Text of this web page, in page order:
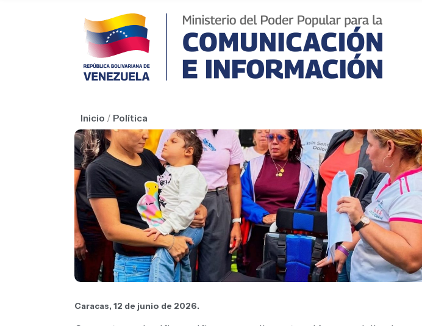
Inicio / Política
Caracas, 12 de junio de 2026.